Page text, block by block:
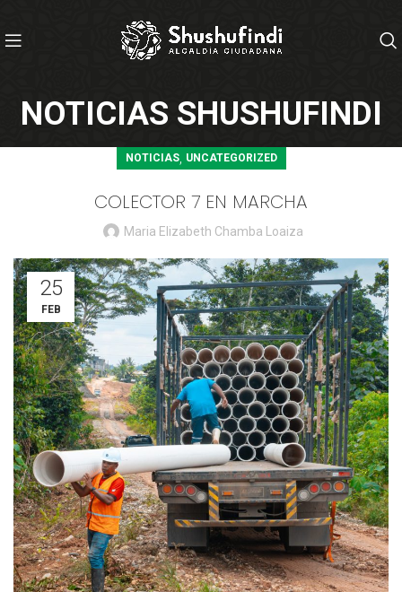
NOTICIAS SHUSHUFINDI
NOTICIAS, UNCATEGORIZED
COLECTOR 7 EN MARCHA
Maria Elizabeth Chamba Loaiza
25
FEB